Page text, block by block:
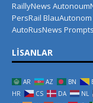
RaillyNews
PersRail BlauAutonom
AutoRusNews
LISANLAR
AR AZ BN
HR
CS DA NL